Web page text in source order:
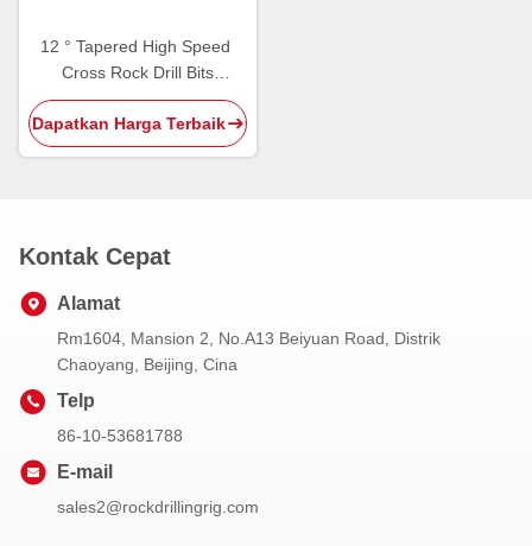
12 ° Tapered High Speed ​​
Cross Rock Drill Bits
Tungsten Carbide Cutting
Tools
Dapatkan Harga Terbaik
Kontak Cepat
Alamat
Rm1604, Mansion 2, No.A13 Beiyuan Road, Distrik
Chaoyang, Beijing, Cina
Telp
86-10-53681788
E-mail
sales2@rockdrillingrig.com